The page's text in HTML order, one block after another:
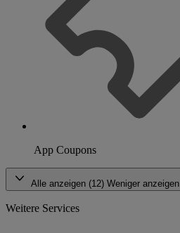
App Coupons
Alle anzeigen (12) Weniger anzeigen
Weitere Services